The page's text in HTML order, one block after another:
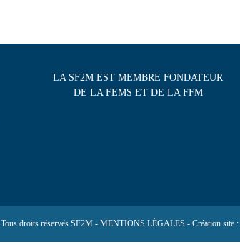
LA SF2M EST MEMBRE FONDATEUR
DE LA FEMS ET DE LA FFM
droits réservés SF2M - MENTIONS LÉGALES - Création site :